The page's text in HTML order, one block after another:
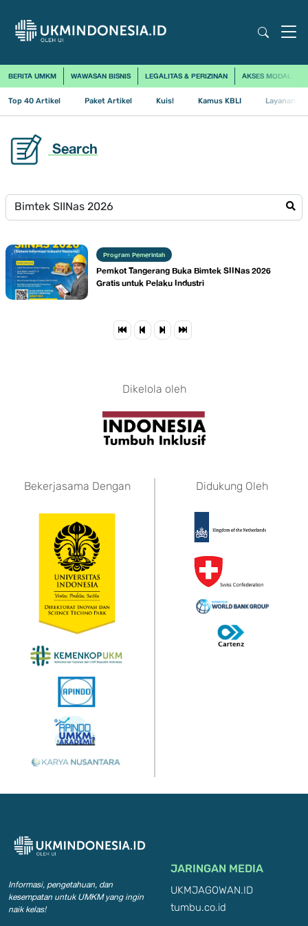
BERITA UMKM WAWASAN BISNIS LEGALITAS & PERIZINAN AKSES MODAL
Top 40 Artikel Paket Artikel Kuis! Kamus KBLI Layanan
Search
Program Pemerintah
Pemkot Tangerang Buka Bimtek SIINas 2026
Gratis untuk Pelaku Industri
Dikelola oleh
Bekerjasama Dengan Didukung Oleh
Informasi, pengetahuan, dan
kesempatan untuk UMKM yang ingin
naik kelas!
JARINGAN MEDIA
UKMJAGOWAN.ID
tumbu.co.id